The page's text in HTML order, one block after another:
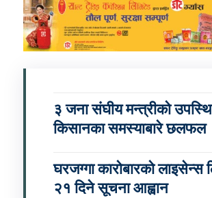
३ जना संघीय मन्त्रीको
किसानका समस्याबारे छलफल
घरजग्गा कारोबारको लाइसेन्स
२१ दिने सूचना आह्वान